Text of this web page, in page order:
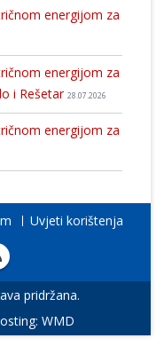
energijom za
energijom za
i Rešetar 28.07.2026
energijom za
Uvjeti korištenja
pridržana.
WMD